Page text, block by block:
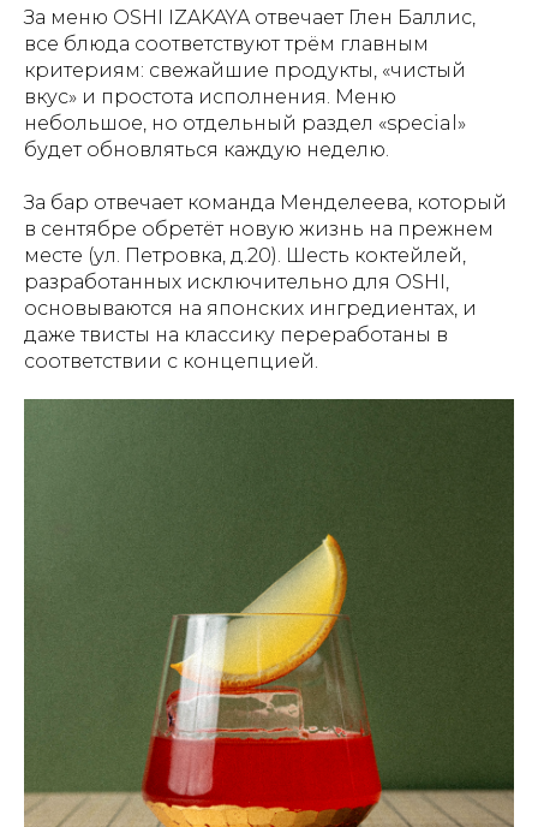
За меню OSHI IZAKAYA отвечает Глен Баллис,
все блюда соответствуют трём главным
критериям: свежайшие продукты, «чистый
вкус» и простота исполнения. Меню
небольшое, но отдельный раздел «special»
будет обновляться каждую неделю.
За бар отвечает команда Менделеева, который
в сентябре обретёт новую жизнь на прежнем
месте (ул. Петровка, д.20). Шесть коктейлей,
разработанных исключительно для OSHI,
основываются на японских ингредиентах, и
даже твисты на классику переработаны в
соответствии с концепцией.